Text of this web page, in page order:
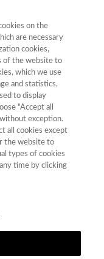
Total
de
revistas
13 32
35 68
on the
are necessary
cookies,
of the website to
which we use
and statistics,
to display
"Accept all
exception.
all cookies except
the website to
types of cookies
time by clicking